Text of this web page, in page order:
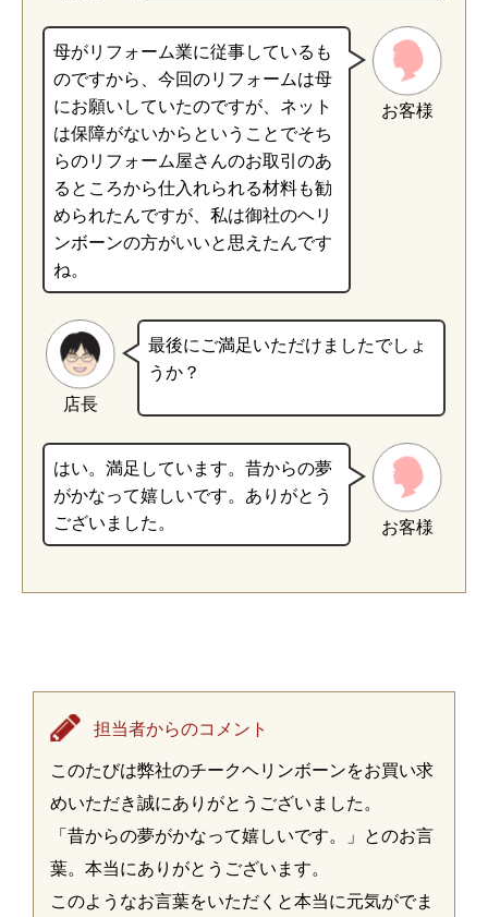
お客様
母がリフォーム業に従事しているも
のですから、今回のリフォームは母
にお願いしていたのですが、ネット
は保障がないからということでそち
らのリフォーム屋さんのお取引のあ
るところから仕入れられる材料も勧
められたんですが、私は御社のヘリ
ンボーンの方がいいと思えたんです
ね。
店長
最後にご満足いただけましたでしょ
うか？
お客様
はい。満足しています。昔からの夢
がかなって嬉しいです。ありがとう
ございました。
担当者からのコメント
このたびは弊社のチークヘリンボーンをお買い求
めいただき誠にありがとうございました。
「昔からの夢がかなって嬉しいです。」とのお言
葉。本当にありがとうございます。
このようなお言葉をいただくと本当に元気がでま